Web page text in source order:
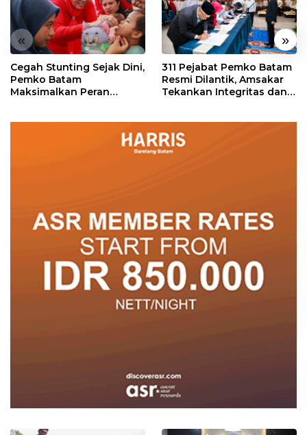
« »
Cegah Stunting Sejak Dini,
Pemko Batam
Maksimalkan Peran
311 Pejabat Pemko Batam
Resmi Dilantik, Amsakar
Tekankan Integritas dan